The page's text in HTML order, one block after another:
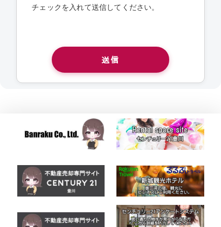
チェックを入れて送信してください。